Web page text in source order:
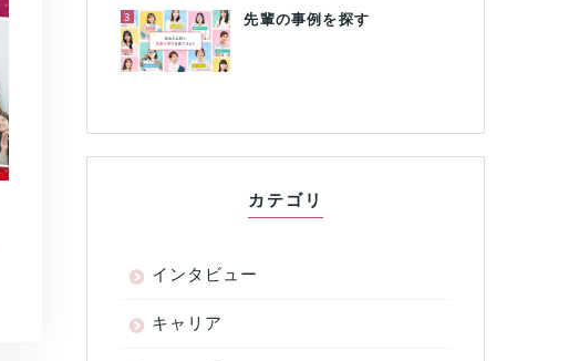
3 先輩の事例を探す
カテゴリ
インタビュー
キャリア